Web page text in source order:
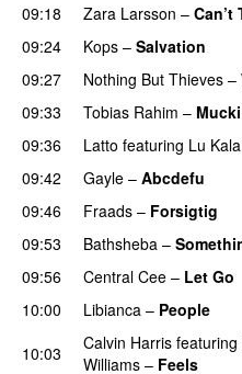
09:18
Zara Larsson – Can’t
09:24
Kops – Salvation
09:27 Nothing But Thieves –
09:33 Tobias Rahim –
09:36
Latto featuring Lu Kala
09:42
Gayle – Abcdefu
09:46
Fraads – Forsigtig
09:53
Bathsheba –
09:56
Central Cee – Let Go
10:00
Libianca – People
10:03 Calvin Harris featuring
Williams – Feels